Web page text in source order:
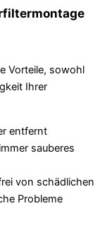
Vorteile, sowohl
Ihrer
entfernt
sauberes
von schädlichen
Probleme